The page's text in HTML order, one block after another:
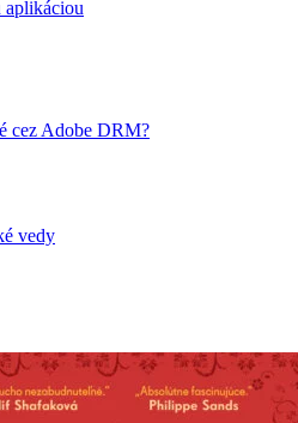
aplikáciou
cez Adobe DRM?
vedy